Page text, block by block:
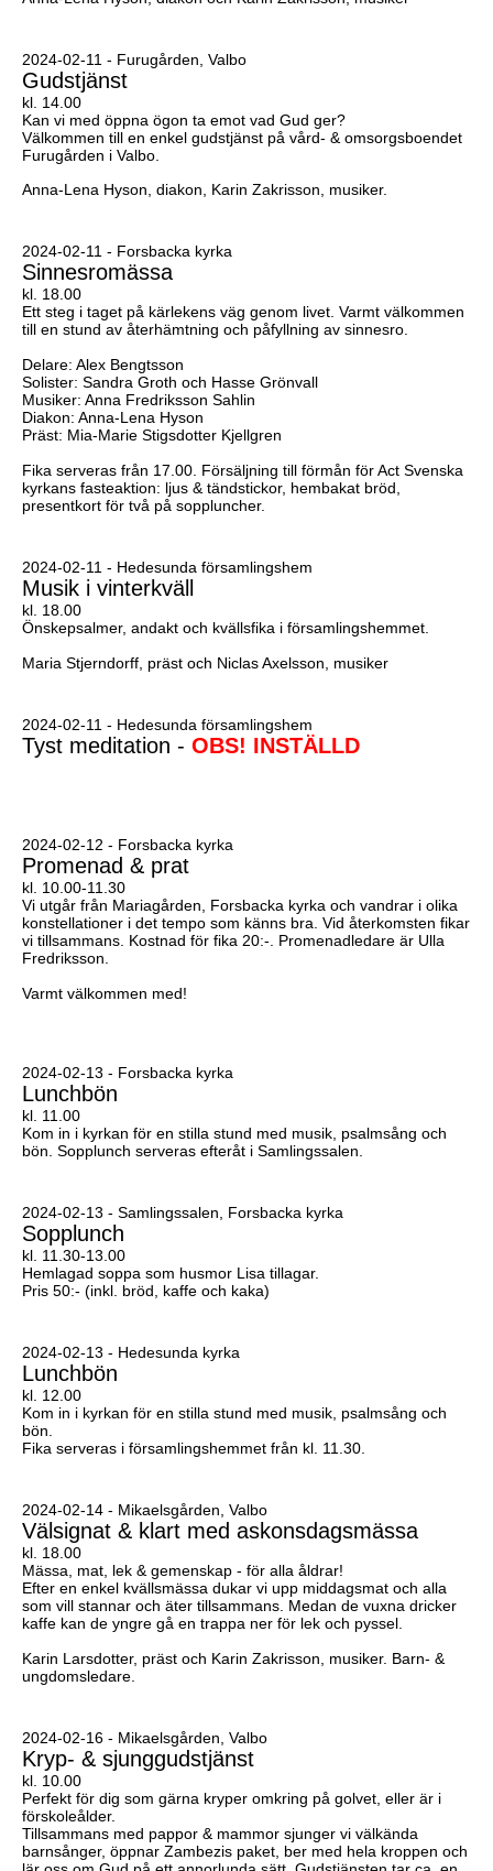
2024-02-11 - Furugården, Valbo
Gudstjänst
kl. 14.00
Kan vi med öppna ögon ta emot vad Gud ger?
Välkommen till en enkel gudstjänst på vård- & omsorgsboendet
Furugården i Valbo.
Anna-Lena Hyson, diakon, Karin Zakrisson, musiker.
2024-02-11 - Forsbacka kyrka
Sinnesromässa
kl. 18.00
Ett steg i taget på kärlekens väg genom livet. Varmt välkommen
till en stund av återhämtning och påfyllning av sinnesro.
Delare: Alex Bengtsson
Solister: Sandra Groth och Hasse Grönvall
Musiker: Anna Fredriksson Sahlin
Diakon: Anna-Lena Hyson
Präst: Mia-Marie Stigsdotter Kjellgren
Fika serveras från 17.00. Försäljning till förmån för Act Svenska
kyrkans fasteaktion: ljus & tändstickor, hembakat bröd,
presentkort för två på soppluncher.
2024-02-11 - Hedesunda församlingshem
Musik i vinterkväll
kl. 18.00
Önskepsalmer, andakt och kvällsfika i församlingshemmet.
Maria Stjerndorff, präst och Niclas Axelsson, musiker
2024-02-11 - Hedesunda församlingshem
Tyst meditation - OBS! INSTÄLLD
2024-02-12 - Forsbacka kyrka
Promenad & prat
kl. 10.00-11.30
Vi utgår från Mariagården, Forsbacka kyrka och vandrar i olika
konstellationer i det tempo som känns bra. Vid återkomsten fikar
vi tillsammans. Kostnad för fika 20:-. Promenadledare är Ulla
Fredriksson.
Varmt välkommen med!
2024-02-13 - Forsbacka kyrka
Lunchbön
kl. 11.00
Kom in i kyrkan för en stilla stund med musik, psalmsång och
bön. Sopplunch serveras efteråt i Samlingssalen.
2024-02-13 - Samlingssalen, Forsbacka kyrka
Sopplunch
kl. 11.30-13.00
Hemlagad soppa som husmor Lisa tillagar.
Pris 50:- (inkl. bröd, kaffe och kaka)
2024-02-13 - Hedesunda kyrka
Lunchbön
kl. 12.00
Kom in i kyrkan för en stilla stund med musik, psalmsång och
bön.
Fika serveras i församlingshemmet från kl. 11.30.
2024-02-14 - Mikaelsgården, Valbo
Välsignat & klart med askonsdagsmässa
kl. 18.00
Mässa, mat, lek & gemenskap - för alla åldrar!
Efter en enkel kvällsmässa dukar vi upp middagsmat och alla
som vill stannar och äter tillsammans. Medan de vuxna dricker
kaffe kan de yngre gå en trappa ner för lek och pyssel.
Karin Larsdotter, präst och Karin Zakrisson, musiker. Barn- &
ungdomsledare.
2024-02-16 - Mikaelsgården, Valbo
Kryp- & sjunggudstjänst
kl. 10.00
Perfekt för dig som gärna kryper omkring på golvet, eller är i
förskoleålder.
Tillsammans med pappor & mammor sjunger vi välkända
barnsånger, öppnar Zambezis paket, ber med hela kroppen och